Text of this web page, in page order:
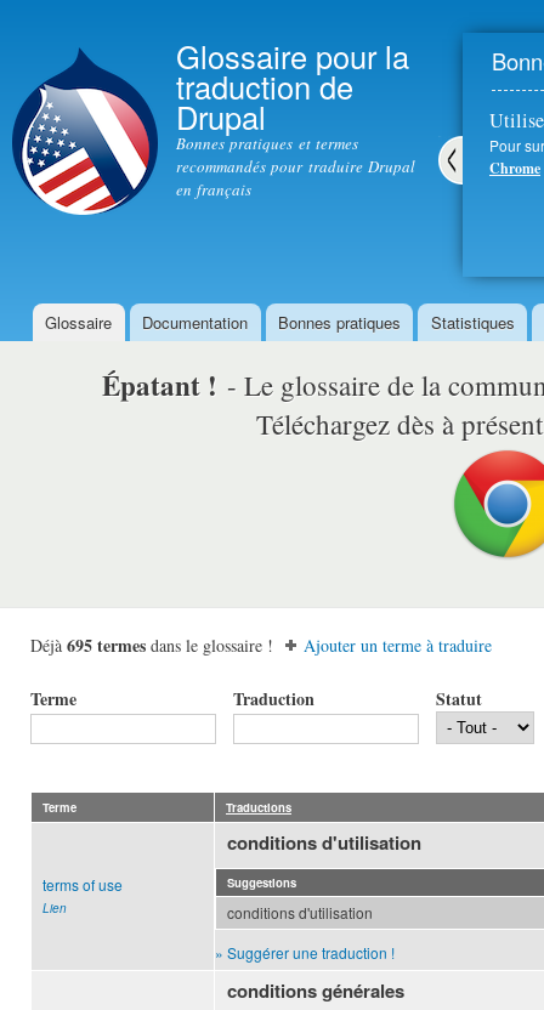
Glossaire pour la
traduction de
Drupal
Bonnes pratiques et termes
recommandés pour traduire Drupal
en français
Pour
Chrome
Menu principal
Glossaire Documentation Bonnes pratiques Statistiques
Épatant ! - Le glossaire de la
Téléchargez dès à
Déjà 695 termes dans le glossaire ! Ajouter un terme à traduire
Terme Traduction Statut
Terme Traductions
terms of use
Lien
conditions d'utilisation
Suggestions
conditions d'utilisation
» Suggérer une traduction !
conditions générales